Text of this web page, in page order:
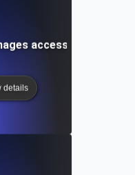
accessibles ?
details